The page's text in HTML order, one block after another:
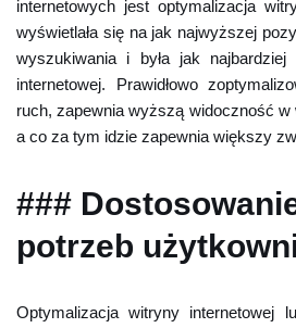
internetowych jest optymalizacja
wyświetlała się na jak najwyższej
wyszukiwania i była jak najbardziej
internetowej. Prawidłowo
ruch, zapewnia wyższą widoczność
a co za tym idzie zapewnia większy
###
potrzeb
Optymalizacja witryny internetowej